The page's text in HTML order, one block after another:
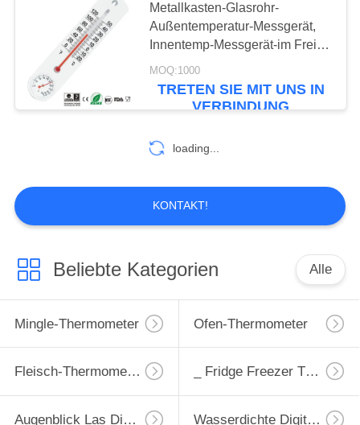
Weinthermometer
11
Baby-Milch-
Thermometer
10
Metallkasten-Glasrohr-
Außentemperatur-Messgerät,
Innentemp-Messgerät-im Freien
schnelle Antwort
MOQ:1000
TRETEN SIE MIT UNS IN
VERBINDUNG
loading...
KONTAKT!
Beliebte Kategorien Alle
Mingle-Thermometer Ofen-Thermometer
Fleisch-Thermometer _ Fridge Freezer Thermometer
Augenblick Las Digital-Thermometer Wasserdichte Digital Thermometer